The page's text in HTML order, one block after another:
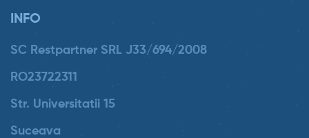
INFO
SC Restpartner SRL J33/694/2008
RO23722311
Str. Universitatii 15
Suceava